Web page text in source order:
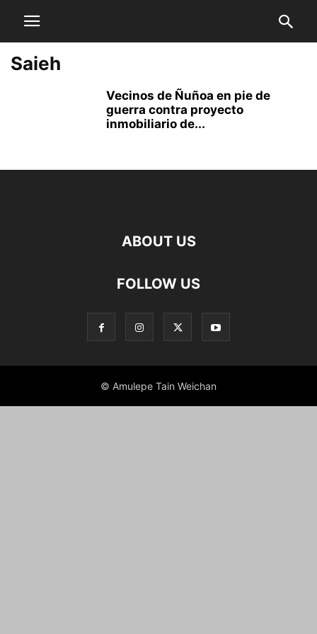
Saieh
Vecinos de Ñuñoa en pie de
guerra contra proyecto
inmobiliario de...
ABOUT US
FOLLOW US
© Amulepe Tain Weichan